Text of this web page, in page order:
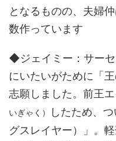
となるものの、夫婦
数作っています
◆ジェイミー：サー
にいたいがために「
志願しました。前王
いぎゃく）
したため、
グスレイヤー）」。